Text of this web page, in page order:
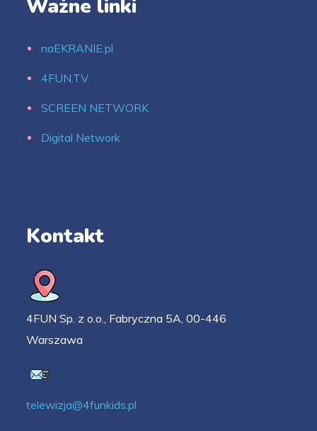
Ważne linki
naEKRANIE.pl
4FUN.TV
SCREEN NETWORK
Digital Network
Kontakt
4FUN Sp. z o.o., Fabryczna 5A, 00-446
Warszawa
telewizja@4funkids.pl